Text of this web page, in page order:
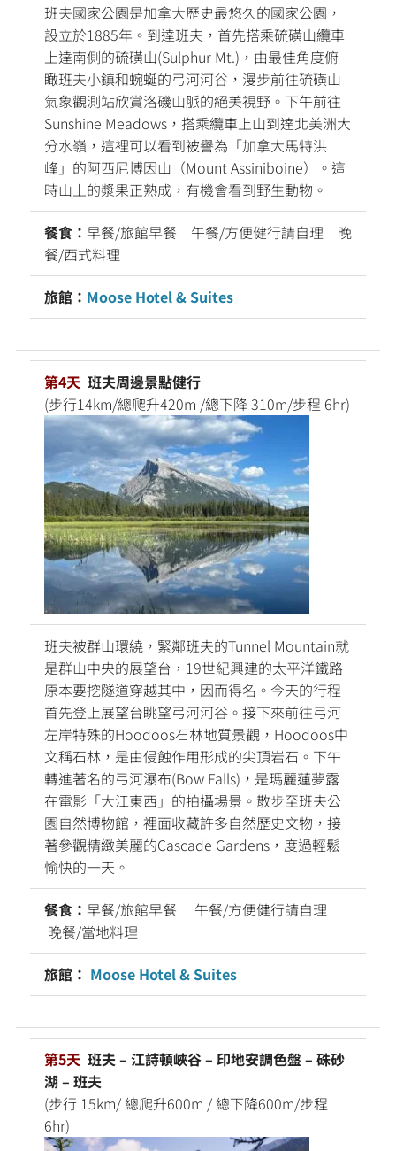
班夫國家公園是加拿大歷史最悠久的國家公園，
設立於1885年。到達班夫，首先搭乘硫磺山纜車
上達南側的硫磺山(Sulphur Mt.)，由最佳角度俯
瞰班夫小鎮和蜿蜒的弓河河谷，漫步前往硫磺山
氣象觀測站欣賞洛磯山脈的絕美視野。下午前往
Sunshine Meadows，搭乘纜車上山到達北美洲大
分水嶺，這裡可以看到被譽為「加拿大馬特洪
峰」的阿西尼博因山（Mount Assiniboine）。這
時山上的漿果正熟成，有機會看到野生動物。
餐食： 早餐/旅館早餐 午餐/方便健行請自理 晚
餐/西式料理
旅館： Moose Hotel & Suites
第4天 班夫周邊景點健行
(步行14km/總爬升420m /總下降 310m/步程 6hr)
班夫被群山環繞，緊鄰班夫的Tunnel Mountain就
是群山中央的展望台，19世紀興建的太平洋鐵路
原本要挖隧道穿越其中，因而得名。今天的行程
首先登上展望台眺望弓河河谷。接下來前往弓河
左岸特殊的Hoodoos石林地質景觀，Hoodoos中
文稱石林，是由侵蝕作用形成的尖頂岩石。下午
轉進著名的弓河瀑布(Bow Falls)，是瑪麗蓮夢露
在電影「大江東西」的拍攝場景。散步至班夫公
園自然博物館，裡面收藏許多自然歷史文物，接
著參觀精緻美麗的Cascade Gardens，度過輕鬆
愉快的一天。
餐食： 早餐/旅館早餐 午餐/方便健行請自理
晚餐/當地料理
旅館： Moose Hotel & Suites
第5天 班夫 – 江詩頓峽谷 – 印地安調色盤 – 硃砂
湖 – 班夫
(步行 15km/ 總爬升600m / 總下降600m/步程
6hr)